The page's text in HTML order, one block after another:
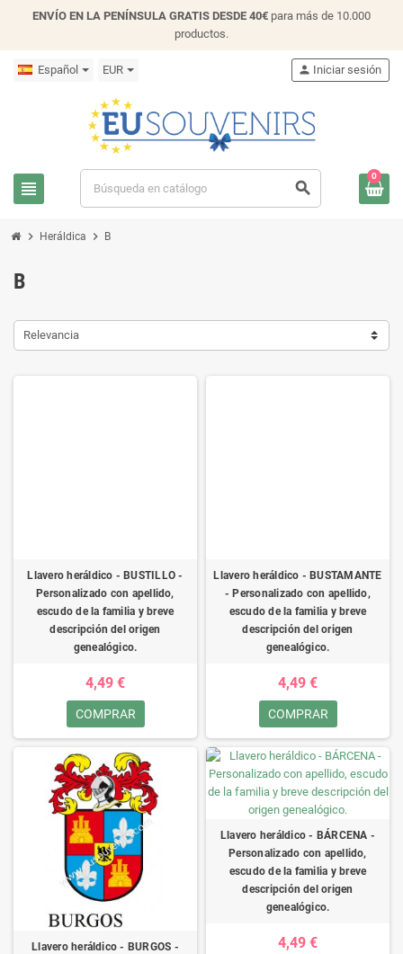
ENVÍO EN LA PENÍNSULA GRATIS DESDE 40€ para más de 10.000
productos.
Español EUR
view_headline search
person Iniciar sesión
0
chevron_right Heráldica chevron_right B
B
Relevancia
Llavero heráldico - BUSTILLO -
Personalizado con apellido,
escudo de la familia y breve
descripción del origen
genealógico.
4,49 €
COMPRAR
Llavero heráldico - BUSTAMANTE
- Personalizado con apellido,
escudo de la familia y breve
descripción del origen
genealógico.
4,49 €
COMPRAR
Llavero heráldico - BURGOS -
Llavero heráldico - BÁRCENA -
Personalizado con apellido,
escudo de la familia y breve
descripción del origen
genealógico.
4,49 €